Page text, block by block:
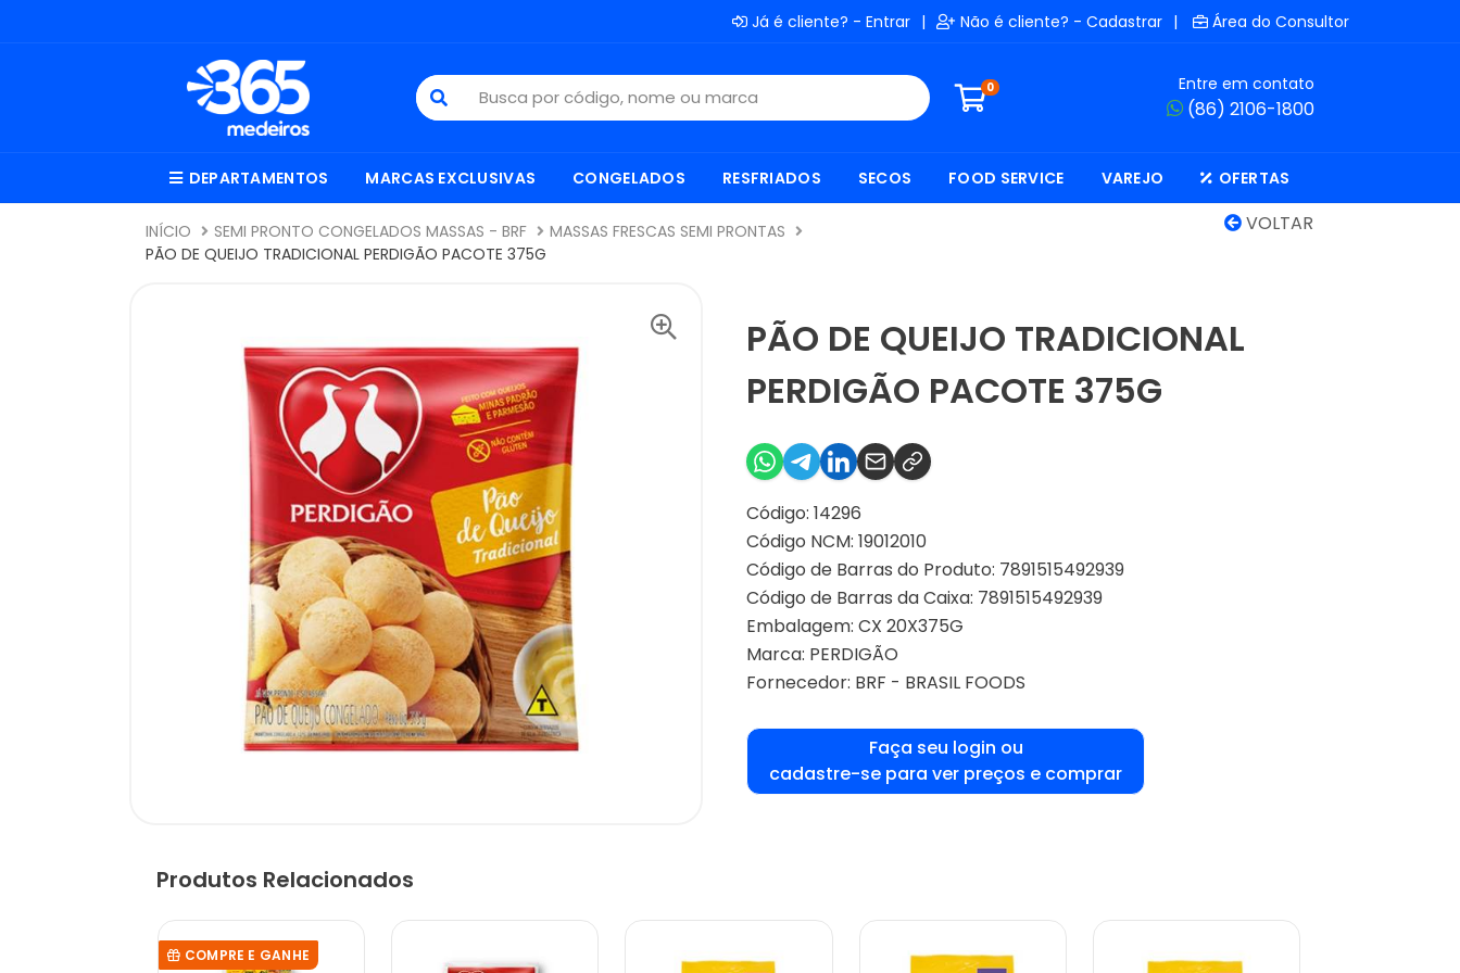
Já é cliente? - Entrar | Não é cliente? - Cadastrar | Área do Consultor
0 Entre em contato
(86) 2106-1800
DEPARTAMENTOS MARCAS EXCLUSIVAS CONGELADOS RESFRIADOS SECOS FOOD SERVICE VAREJO OFERTAS
VOLTAR
INÍCIO SEMI PRONTO CONGELADOS MASSAS - BRF
MASSAS FRESCAS SEMI PRONTAS
PÃO DE QUEIJO TRADICIONAL PERDIGÃO PACOTE 375G
PÃO DE QUEIJO TRADICIONAL
PERDIGÃO PACOTE 375G
Código: 14296
Código NCM: 19012010
Código de Barras do Produto: 7891515492939
Código de Barras da Caixa: 7891515492939
Embalagem: CX 20X375G
Marca: PERDIGÃO
Fornecedor: BRF - BRASIL FOODS
Faça seu login ou
cadastre-se para ver preços e comprar
Produtos Relacionados
COMPRE E GANHE